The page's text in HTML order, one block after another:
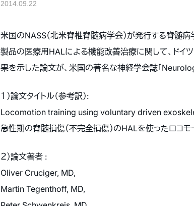
2014.09.22
米国のNASS（北米脊椎脊髄病学会）が発行する脊髄
製品の医療用HALによる機能改善治療に関して、ド
果を示した論文が、米国の著名な神経学会誌「
１）論文タイトル（参考訳）:
Locomotion training using voluntary driven
急性期の脊髄損傷（不完全損傷）のHALを使ったロコモ
２）論文著者 :
Oliver Cruciger, MD,
Martin Tegenthoff, MD,